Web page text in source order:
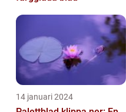
14 januari 2024